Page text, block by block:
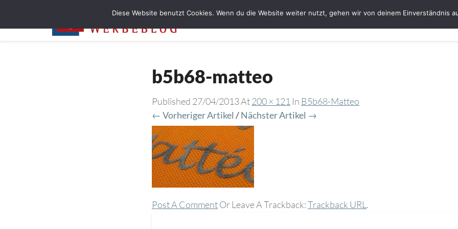
Startseite Bloggerin Ute Schmeiser
b5b68-matteo
Published 27/04/2013At200 × 121 In B5b68-Matteo
← Vorheriger Artikel /Nächster Artikel →
Post A CommentOr Leave A Trackback:Trackback URL .
Diese Website benutzt Cookies. Wenn du die Website weiter nutzt, gehen wir von deinem Einverständnis